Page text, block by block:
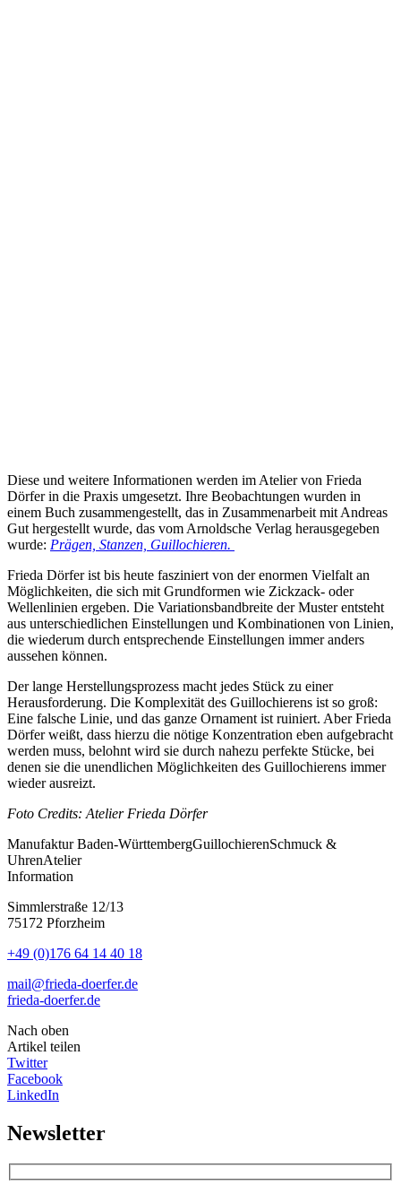
Diese und weitere Informationen werden im Atelier von Frieda
Dörfer in die Praxis umgesetzt. Ihre Beobachtungen wurden in
einem Buch zusammengestellt, das in Zusammenarbeit mit Andreas
Gut hergestellt wurde, das vom Arnoldsche Verlag herausgegeben
wurde: Prägen, Stanzen, Guillochieren.
Frieda Dörfer ist bis heute fasziniert von der enormen Vielfalt an
Möglichkeiten, die sich mit Grundformen wie Zickzack- oder
Wellenlinien ergeben. Die Variationsbandbreite der Muster entsteht
aus unterschiedlichen Einstellungen und Kombinationen von Linien,
die wiederum durch entsprechende Einstellungen immer anders
aussehen können.
Der lange Herstellungsprozess macht jedes Stück zu einer
Herausforderung. Die Komplexität des Guillochierens ist so groß:
Eine falsche Linie, und das ganze Ornament ist ruiniert. Aber Frieda
Dörfer weißt, dass hierzu die nötige Konzentration eben aufgebracht
werden muss, belohnt wird sie durch nahezu perfekte Stücke, bei
denen sie die unendlichen Möglichkeiten des Guillochierens immer
wieder ausreizt.
Foto Credits: Atelier Frieda Dörfer
Manufaktur Baden-WürttembergGuillochierenSchmuck &
UhrenAtelier
Information
Simmlerstraße 12/13
75172 Pforzheim
+49 (0)176 64 14 40 18
mail@frieda-doerfer.de
frieda-doerfer.de
Nach oben
Artikel teilen
Twitter
Facebook
LinkedIn
Newsletter